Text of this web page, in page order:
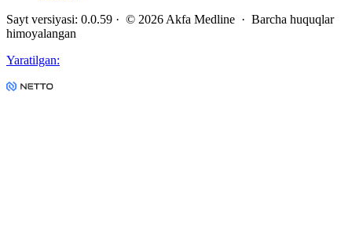
Sayt versiyasi: 0.0.59 · © 2026 Akfa Medline · Barcha huquqlar
himoyalangan
Yaratilgan: